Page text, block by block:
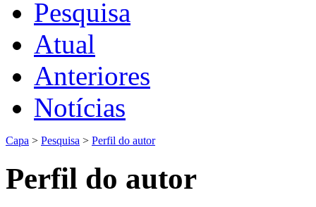
Pesquisa
Atual
Anteriores
Notícias
Capa > Pesquisa > Perfil do autor
Perfil do autor